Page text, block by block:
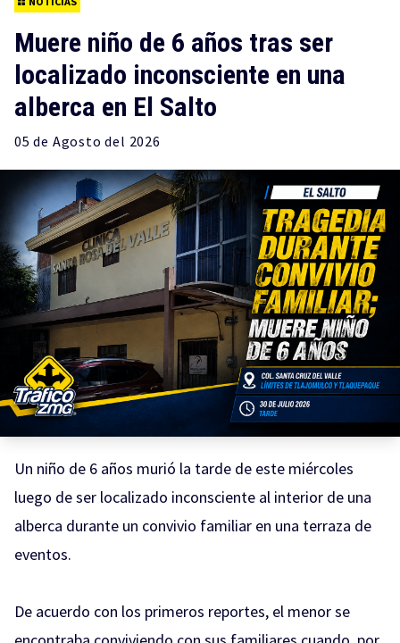
Muere niño de 6 años tras ser
localizado inconsciente en una
alberca en El Salto
05 de Agosto del 2026
Un niño de 6 años murió la tarde de este miércoles
luego de ser localizado inconsciente al interior de una
alberca durante un convivio familiar en una terraza de
eventos.
De acuerdo con los primeros reportes, el menor se